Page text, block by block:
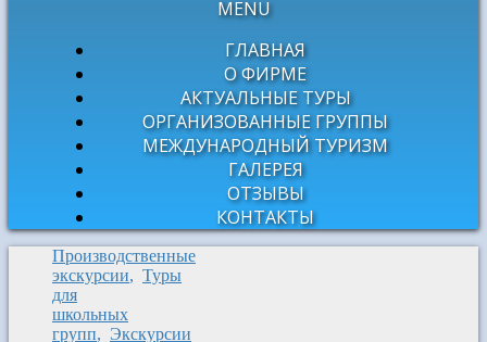
MENU
ГЛАВНАЯ
О ФИРМЕ
АКТУАЛЬНЫЕ ТУРЫ
ОРГАНИЗОВАННЫЕ ГРУППЫ
МЕЖДУНАРОДНЫЙ ТУРИЗМ
ГАЛЕРЕЯ
ОТЗЫВЫ
КОНТАКТЫ
Производственные
экскурсии, Туры
для
школьных
групп, Экскурсии